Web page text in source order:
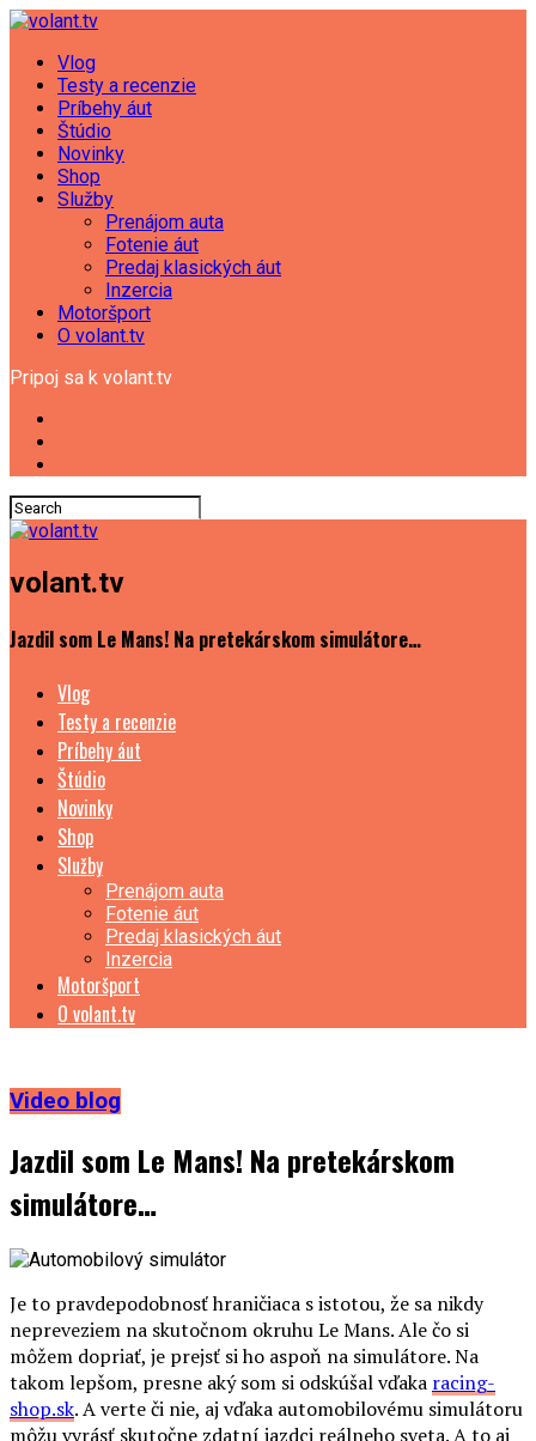
Vlog
Testy a recenzie
Príbehy áut
Štúdio
Novinky
Shop
Služby
Prenájom auta
Fotenie áut
Predaj klasických áut
Inzercia
Motoršport
O volant.tv
Pripoj sa k volant.tv
volant.tv
Jazdil som Le Mans! Na pretekárskom simulátore…
Vlog
Testy a recenzie
Príbehy áut
Štúdio
Novinky
Shop
Služby
Prenájom auta
Fotenie áut
Predaj klasických áut
Inzercia
Motoršport
O volant.tv
Video blog
Jazdil som Le Mans! Na pretekárskom
simulátore…
Je to pravdepodobnosť hraničiaca s istotou, že sa nikdy
nepreveziem na skutočnom okruhu Le Mans. Ale čo si
môžem dopriať, je prejsť si ho aspoň na simulátore. Na
takom lepšom, presne aký som si odskúšal vďaka racing-
shop.sk. A verte či nie, aj vďaka automobilovému simulátoru
môžu vyrásť skutočne zdatní jazdci reálneho sveta. A to aj